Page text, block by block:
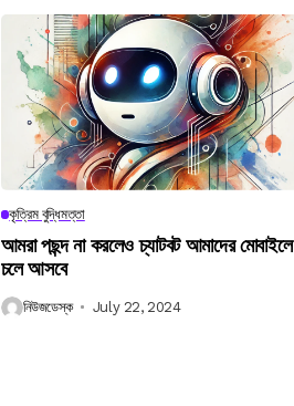
কৃত্রিম বুদ্ধিমত্তা
আমরা পছন্দ না করলেও চ্যাটবট আমাদের মোবাইলে
চলে আসবে
নিউজডেস্ক July 22, 2024